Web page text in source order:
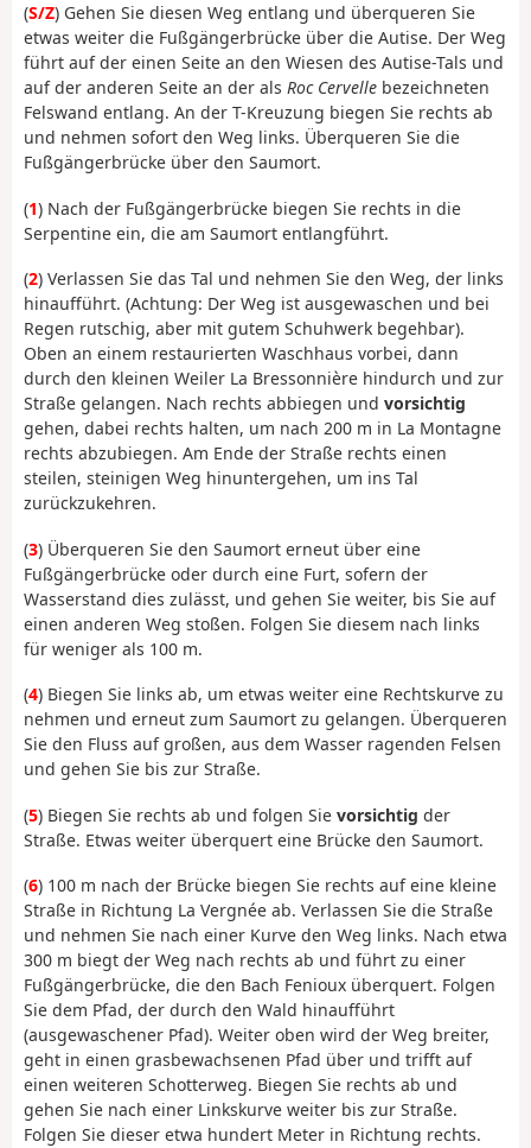
(S/Z) Gehen Sie diesen Weg entlang und überqueren Sie
etwas weiter die Fußgängerbrücke über die Autise. Der Weg
führt auf der einen Seite an den Wiesen des Autise-Tals und
auf der anderen Seite an der als Roc Cervelle bezeichneten
Felswand entlang. An der T-Kreuzung biegen Sie rechts ab
und nehmen sofort den Weg links. Überqueren Sie die
Fußgängerbrücke über den Saumort.
(1) Nach der Fußgängerbrücke biegen Sie rechts in die
Serpentine ein, die am Saumort entlangführt.
(2) Verlassen Sie das Tal und nehmen Sie den Weg, der links
hinaufführt. (Achtung: Der Weg ist ausgewaschen und bei
Regen rutschig, aber mit gutem Schuhwerk begehbar).
Oben an einem restaurierten Waschhaus vorbei, dann
durch den kleinen Weiler La Bressonnière hindurch und zur
Straße gelangen. Nach rechts abbiegen und vorsichtig
gehen, dabei rechts halten, um nach 200 m in La Montagne
rechts abzubiegen. Am Ende der Straße rechts einen
steilen, steinigen Weg hinuntergehen, um ins Tal
zurückzukehren.
(3) Überqueren Sie den Saumort erneut über eine
Fußgängerbrücke oder durch eine Furt, sofern der
Wasserstand dies zulässt, und gehen Sie weiter, bis Sie auf
einen anderen Weg stoßen. Folgen Sie diesem nach links
für weniger als 100 m.
(4) Biegen Sie links ab, um etwas weiter eine Rechtskurve zu
nehmen und erneut zum Saumort zu gelangen. Überqueren
Sie den Fluss auf großen, aus dem Wasser ragenden Felsen
und gehen Sie bis zur Straße.
(5) Biegen Sie rechts ab und folgen Sie vorsichtig der
Straße. Etwas weiter überquert eine Brücke den Saumort.
(6) 100 m nach der Brücke biegen Sie rechts auf eine kleine
Straße in Richtung La Vergnée ab. Verlassen Sie die Straße
und nehmen Sie nach einer Kurve den Weg links. Nach etwa
300 m biegt der Weg nach rechts ab und führt zu einer
Fußgängerbrücke, die den Bach Fenioux überquert. Folgen
Sie dem Pfad, der durch den Wald hinaufführt
(ausgewaschener Pfad). Weiter oben wird der Weg breiter,
geht in einen grasbewachsenen Pfad über und trifft auf
einen weiteren Schotterweg. Biegen Sie rechts ab und
gehen Sie nach einer Linkskurve weiter bis zur Straße.
Folgen Sie dieser etwa hundert Meter in Richtung rechts.